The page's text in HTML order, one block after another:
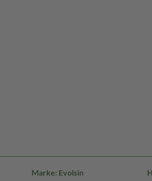
Marke: Evolsin